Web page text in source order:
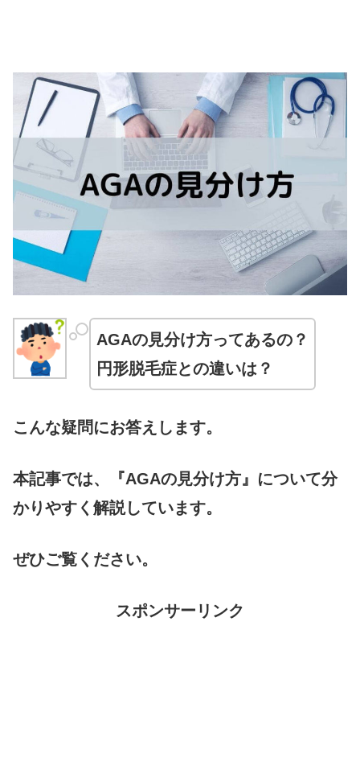
AGAの見分け方ってあるの？
円形脱毛症との違いは？
こんな疑問にお答えします。
本記事では、『AGAの見分け方』について分
かりやすく解説しています。
ぜひご覧ください。
スポンサーリンク